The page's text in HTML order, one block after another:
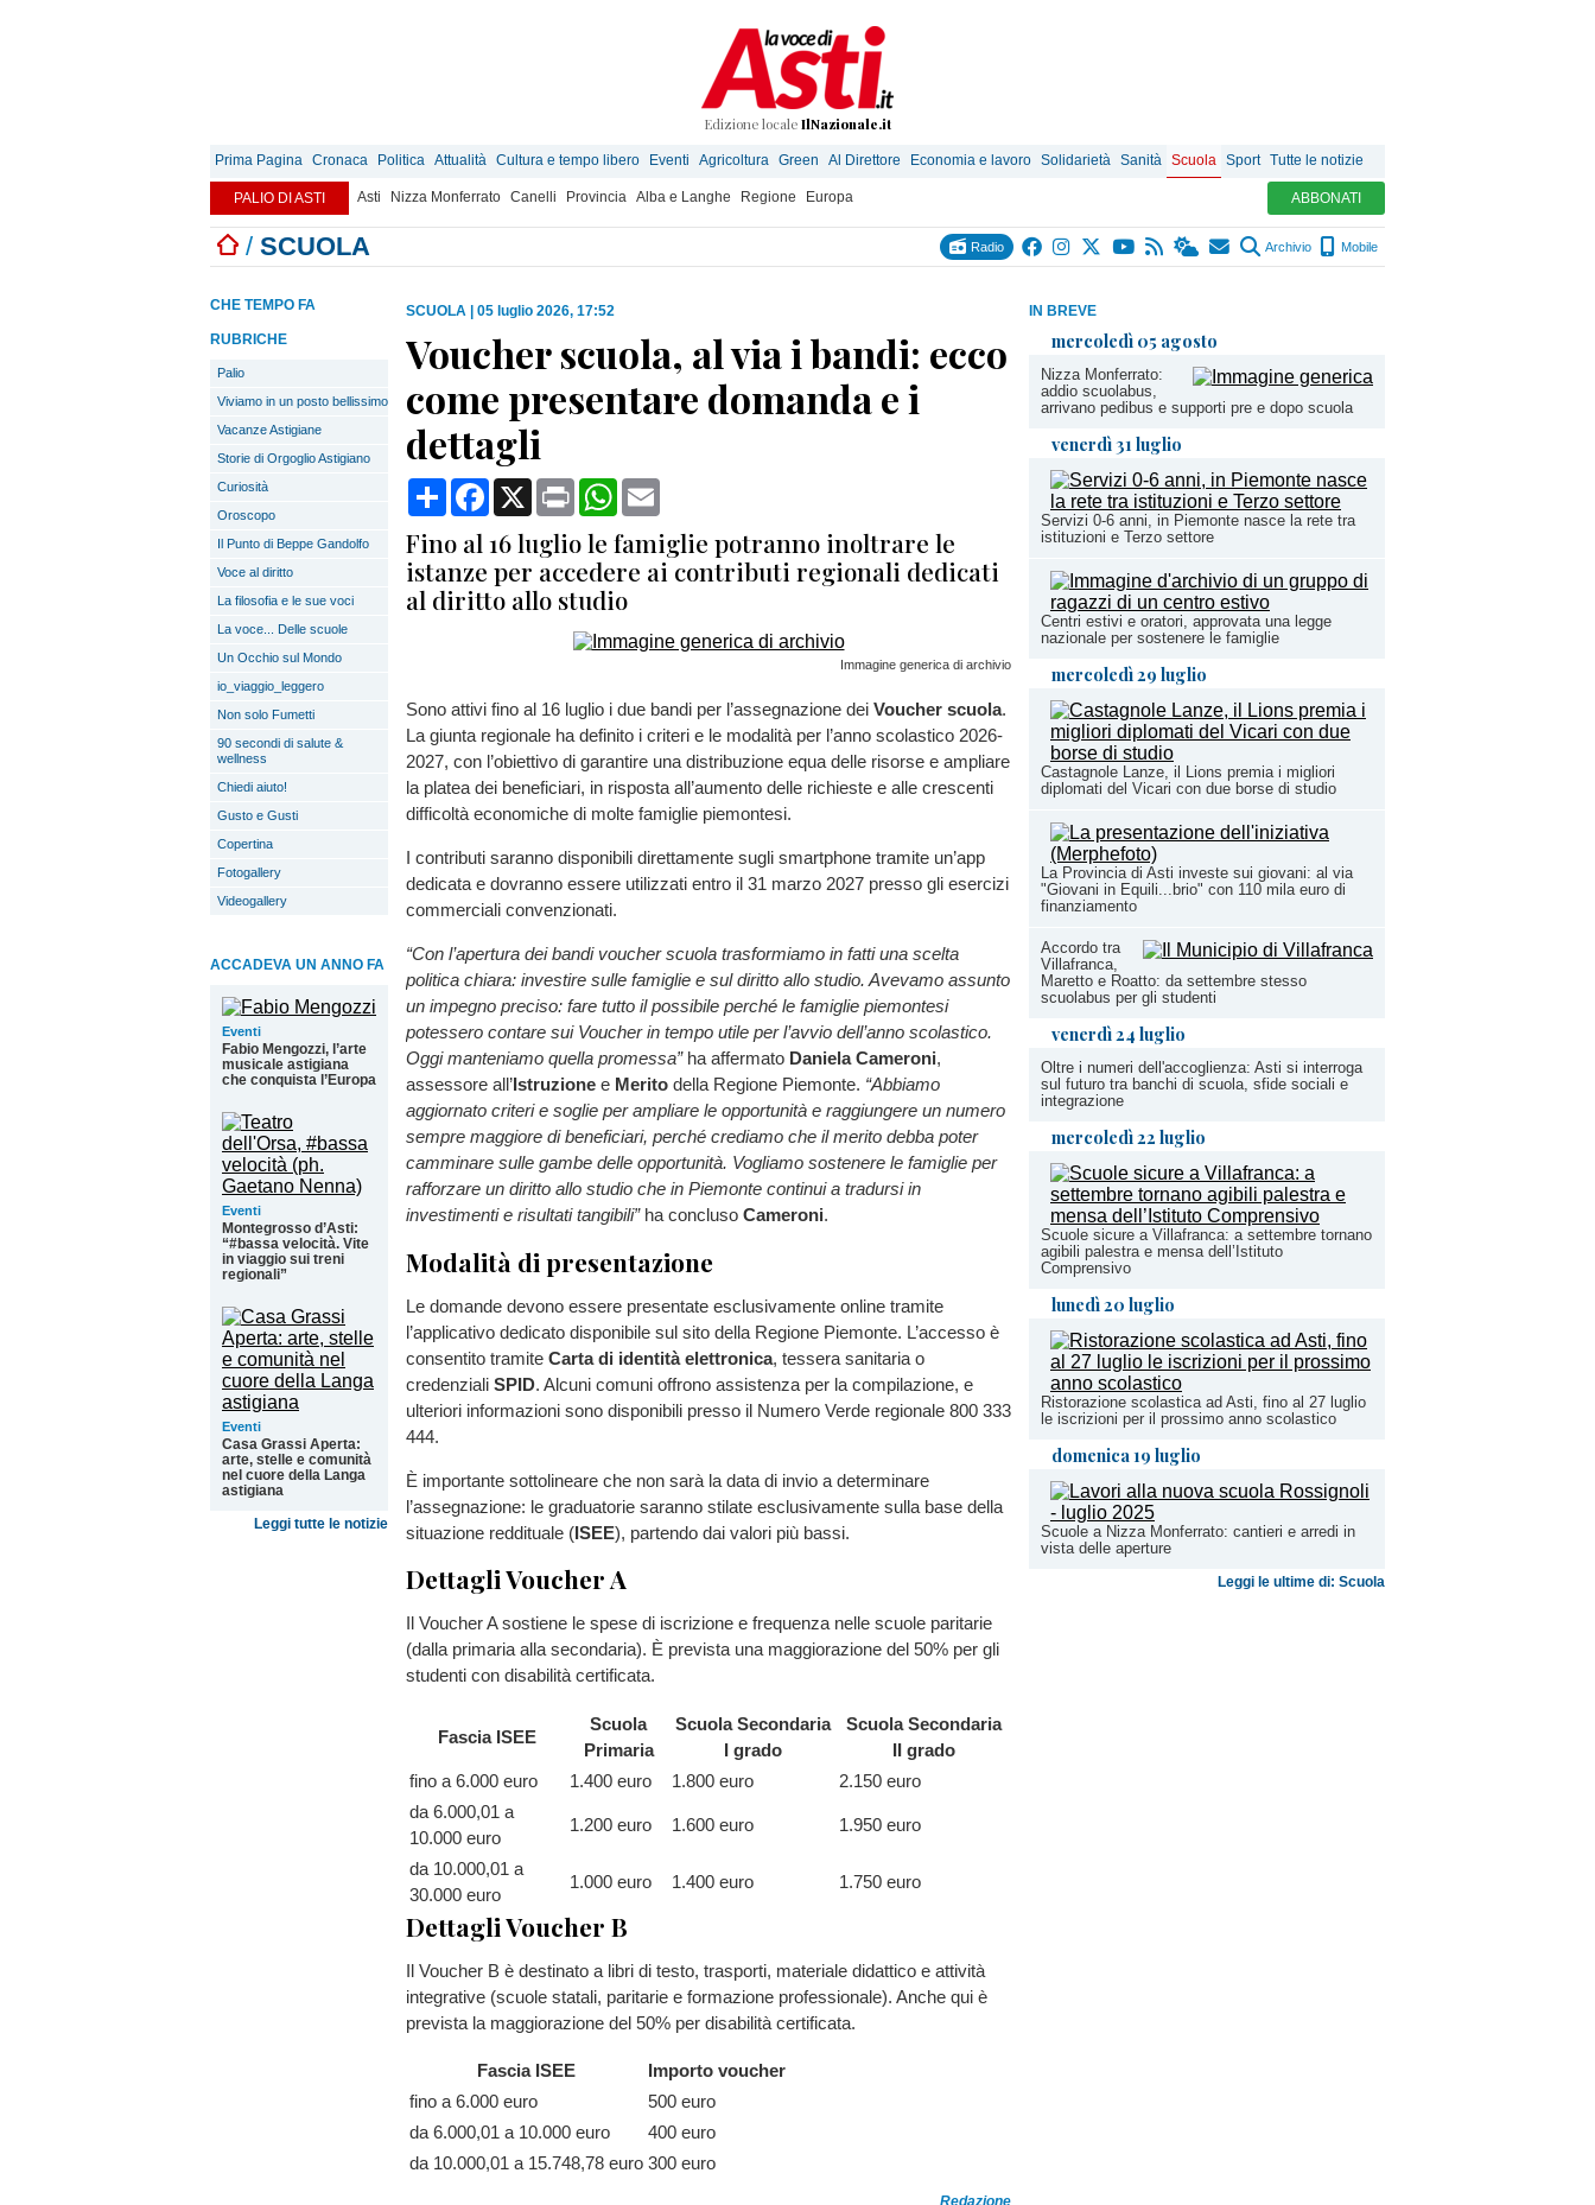
Edizione locale IlNazionale.it
Prima Pagina Cronaca Politica Attualità Cultura e tempo libero Eventi Agricoltura Green Al Direttore Economia e lavoro Solidarietà Sanità Scuola Sport Tutte le notizie
PALIO DI ASTI Asti Nizza Monferrato Canelli Provincia Alba e Langhe Regione Europa ABBONATI
/ SCUOLA Radio Archivio Mobile
IN BREVE
mercoledì 05 agosto
Nizza Monferrato:
addio scuolabus,
arrivano pedibus e supporti pre e dopo scuola
venerdì 31 luglio
Servizi 0-6 anni, in Piemonte nasce la rete tra
istituzioni e Terzo settore
Centri estivi e oratori, approvata una legge
nazionale per sostenere le famiglie
mercoledì 29 luglio
Castagnole Lanze, il Lions premia i migliori
diplomati del Vicari con due borse di studio
La Provincia di Asti investe sui giovani: al via
"Giovani in Equili...brio" con 110 mila euro di
finanziamento
Accordo tra
Villafranca,
Maretto e Roatto: da settembre stesso
scuolabus per gli studenti
venerdì 24 luglio
Oltre i numeri dell'accoglienza: Asti si interroga
sul futuro tra banchi di scuola, sfide sociali e
integrazione
mercoledì 22 luglio
Scuole sicure a Villafranca: a settembre tornano
agibili palestra e mensa dell’Istituto
Comprensivo
lunedì 20 luglio
Ristorazione scolastica ad Asti, fino al 27 luglio
le iscrizioni per il prossimo anno scolastico
domenica 19 luglio
Scuole a Nizza Monferrato: cantieri e arredi in
vista delle aperture
Leggi le ultime di: Scuola
CHE TEMPO FA
RUBRICHE
Palio
Viviamo in un posto bellissimo
Vacanze Astigiane
Storie di Orgoglio Astigiano
Curiosità
Oroscopo
Il Punto di Beppe Gandolfo
Voce al diritto
La filosofia e le sue voci
La voce... Delle scuole
Un Occhio sul Mondo
io_viaggio_leggero
Non solo Fumetti
90 secondi di salute &
wellness
Chiedi aiuto!
Gusto e Gusti
Copertina
Fotogallery
Videogallery
ACCADEVA UN ANNO FA
Eventi
Fabio Mengozzi, l’arte
musicale astigiana
che conquista l’Europa
Eventi
Montegrosso d’Asti:
“#bassa velocità. Vite
in viaggio sui treni
regionali”
Eventi
Casa Grassi Aperta:
arte, stelle e comunità
nel cuore della Langa
astigiana
Leggi tutte le notizie
SCUOLA 05 luglio 2026, 17:52
Voucher scuola, al via i bandi: ecco
come presentare domanda e i
dettagli
CondividiFacebook
X Print WhatsApp
Fino al 16 luglio le famiglie potranno inoltrare le
istanze per accedere ai contributi regionali dedicati
al diritto allo studio
Immagine generica di archivio
Sono attivi fino al 16 luglio i due bandi per l’assegnazione dei Voucher scuola.
La giunta regionale ha definito i criteri e le modalità per l’anno scolastico 2026-
2027, con l’obiettivo di garantire una distribuzione equa delle risorse e ampliare
la platea dei beneficiari, in risposta all’aumento delle richieste e alle crescenti
difficoltà economiche di molte famiglie piemontesi.
I contributi saranno disponibili direttamente sugli smartphone tramite un’app
dedicata e dovranno essere utilizzati entro il 31 marzo 2027 presso gli esercizi
commerciali convenzionati.
“Con l’apertura dei bandi voucher scuola trasformiamo in fatti una scelta
politica chiara: investire sulle famiglie e sul diritto allo studio. Avevamo assunto
un impegno preciso: fare tutto il possibile perché le famiglie piemontesi
potessero contare sui Voucher in tempo utile per l’avvio dell’anno scolastico.
Oggi manteniamo quella promessa”ha affermato Daniela Cameroni,
assessore all’Istruzione e Merito della Regione Piemonte. “Abbiamo
aggiornato criteri e soglie per ampliare le opportunità e raggiungere un numero
sempre maggiore di beneficiari, perché crediamo che il merito debba poter
camminare sulle gambe delle opportunità. Vogliamo sostenere le famiglie per
rafforzare un diritto allo studio che in Piemonte continui a tradursi in
investimenti e risultati tangibili”ha concluso Cameroni.
Modalità di presentazione
Le domande devono essere presentate esclusivamente online tramite
l’applicativo dedicato disponibile sul sito della Regione Piemonte. L’accesso è
consentito tramite Carta di identità elettronica, tessera sanitaria o
credenziali SPID. Alcuni comuni offrono assistenza per la compilazione, e
ulteriori informazioni sono disponibili presso il Numero Verde regionale 800 333
444.
È importante sottolineare che non sarà la data di invio a determinare
l’assegnazione: le graduatorie saranno stilate esclusivamente sulla base della
situazione reddituale (ISEE), partendo dai valori più bassi.
Dettagli Voucher A
Il Voucher A sostiene le spese di iscrizione e frequenza nelle scuole paritarie
(dalla primaria alla secondaria). È prevista una maggiorazione del 50% per gli
studenti con disabilità certificata.
Fascia ISEE
Scuola
Primaria
Scuola Secondaria
I grado
Scuola Secondaria
II grado
fino a 6.000 euro
1.400 euro 1.800 euro
2.150 euro
da 6.000,01 a
10.000 euro
1.200 euro 1.600 euro 1.950 euro
da 10.000,01 a
30.000 euro
1.000 euro 1.400 euro 1.750 euro
Dettagli Voucher B
Il Voucher B è destinato a libri di testo, trasporti, materiale didattico e attività
integrative (scuole statali, paritarie e formazione professionale). Anche qui è
prevista la maggiorazione del 50% per disabilità certificata.
Fascia ISEE
Importo voucher
fino a 6.000 euro
500 euro
da 6.000,01 a 10.000 euro
400 euro
da 10.000,01 a 15.748,78 euro 300 euro
Redazione